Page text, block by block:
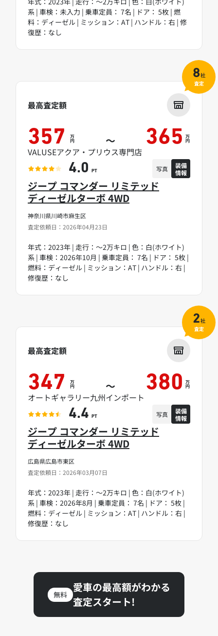
系 | 車検：未入力 | 乗車定員： 7名 | ドア： 5枚 | 燃
料：ディーゼル | ミッション：AT | ハンドル：右 | 修
復歴：なし
神奈川県川崎市麻生区
査定依頼日：2026年04月23日
ジープ コマンダー リミテッド
ディーゼルターボ 4WD
年式：2023年 | 走行：～2万キロ | 色：白(ホワイト)
系 | 車検：2026年10月 | 乗車定員： 7名 | ドア： 5枚 |
燃料：ディーゼル | ミッション：AT | ハンドル：右 |
修復歴：なし
最高査定額
357 万
円 ～ 365 万
円
VALUSEアクア・プリウス専門店
4.0 PT 写真
装備
情報
8社
査定
広島県広島市東区
査定依頼日：2026年03月07日
ジープ コマンダー リミテッド
ディーゼルターボ 4WD
年式：2023年 | 走行：～2万キロ | 色：白(ホワイト)
系 | 車検：2026年8月 | 乗車定員： 7名 | ドア： 5枚 |
燃料：ディーゼル | ミッション：AT | ハンドル：右 |
修復歴：なし
最高査定額
347 万
円 ～ 380 万
円
オートギャラリー九州インポート
4.4 PT 写真
装備
情報
2社
査定
無料
愛車の最高額がわかる
査定スタート!